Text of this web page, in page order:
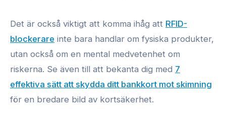
Det är också viktigt att komma ihåg att RFID-
blockerare inte bara handlar om fysiska produkter,
utan också om en mental medvetenhet om
riskerna. Se även till att bekanta dig med 7
effektiva sätt att skydda ditt bankkort mot skimning
för en bredare bild av kortsäkerhet.